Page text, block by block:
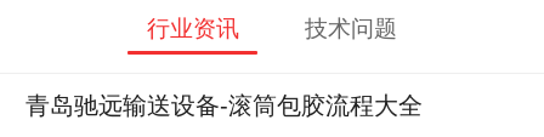
行业资讯 技术问题
青岛驰远输送设备-滚筒包胶流程大全